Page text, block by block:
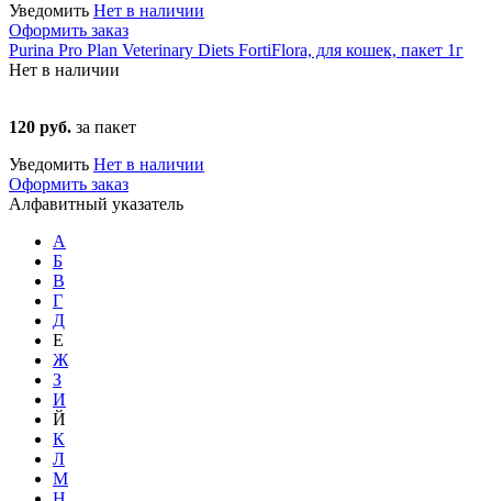
Уведомить Нет в наличии
Оформить заказ
Purina Pro Plan Veterinary Diets FortiFlora, для кошек, пакет 1г
Нет в наличии
120 руб. за пакет
Уведомить Нет в наличии
Оформить заказ
Алфавитный указатель
А
Б
В
Г
Д
Е
Ж
З
И
Й
К
Л
М